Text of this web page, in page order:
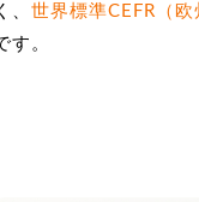
、 世界標準CEFR（欧
す。